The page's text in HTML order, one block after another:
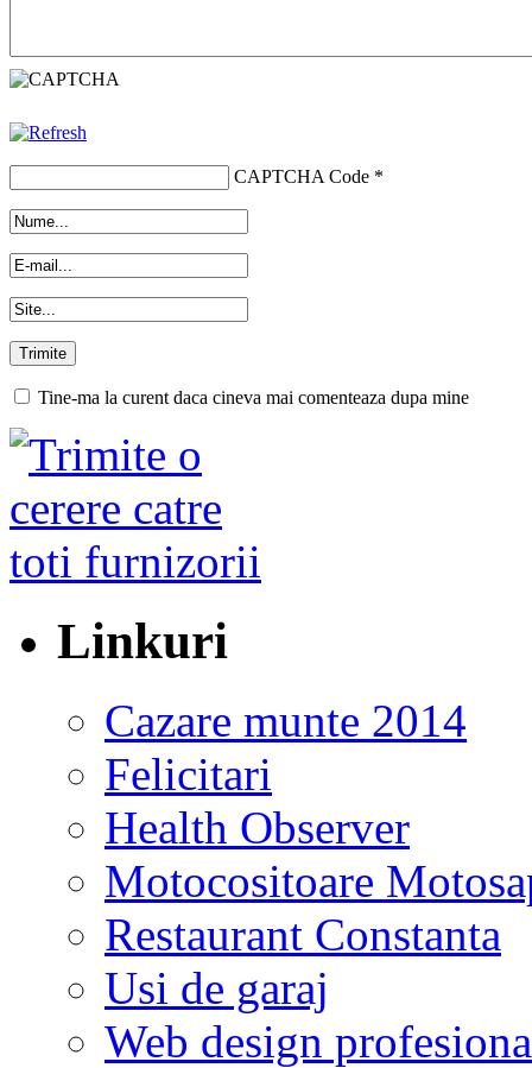
CAPTCHA Code *
Tine-ma la curent daca cineva mai comenteaza dupa mine
Linkuri
Cazare munte 2014
Felicitari
Health Observer
Motocositoare
Restaurant Constanta
Usi de garaj
Web design